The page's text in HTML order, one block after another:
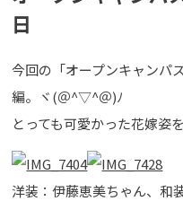
日
今回の「オープンキャンパ
編。ヾ(＠^▽^＠)ﾉ
とっても可愛かった花嫁姿
洋装：伊藤恵美ちゃん、和